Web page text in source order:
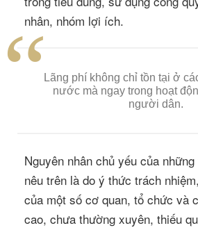
nhân, nhóm lợi ích.
Lãng phí không chỉ tồn tại ở
nước mà ngay trong hoạt
người dân.
Nguyên nhân chủ yếu của
nêu trên là do ý thức trách
của một số cơ quan, tổ chức và
cao, chưa thường xuyên, thiếu